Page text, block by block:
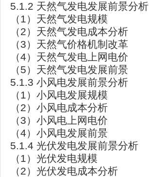
5.1.2 天然气发电发展前景分析
（1）天然气发电规模
（2）天然气发电成本分析
（3）天然气价格机制改革
（4）天然气发电上网电价
（5）天然气发电发展前景
5.1.3 小风电发展前景分析
（1）小风电发展规模
（2）小风电成本分析
（3）小风电上网电价
（4）小风电发展前景
5.1.4 光伏发电发展前景分析
（1）光伏发电规模
（2）光伏发电成本分析